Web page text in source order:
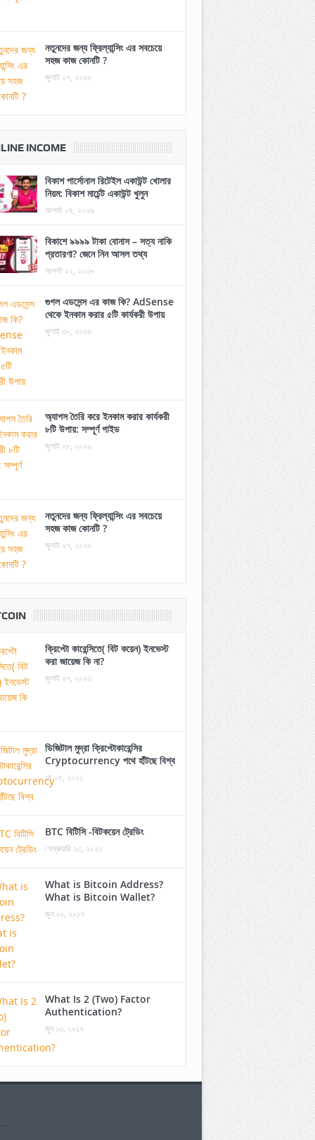
নতুনদের জন্য ফ্রিল্যান্সিং এর সবচেয়ে
সহজ কাজ কোনটি ?
জুলাই ২৭, ২০২৬
INCOME
বিকাশ পার্সোনাল রিটেইল একাউন্ট খোলার
নিয়ম: বিকাশ মার্চেন্ট একাউন্ট খুলুন
আগস্ট ০৪, ২০২৬
বিকাশে ৯৯৯৯ টাকা বোনাস – সত্য নাকি
প্রতারণা? জেনে নিন আসল তথ্য
আগস্ট ০২, ২০২৬
গুগল এডসেন্স এর কাজ কি? AdSense
থেকে ইনকাম করার ৫টি কার্যকরী উপায়
জুলাই ৩০, ২০২৬
অ্যাপস তৈরি করে ইনকাম করার কার্যকরী
৮টি উপায়: সম্পূর্ণ গাইড
জুলাই ২৮, ২০২৬
নতুনদের জন্য ফ্রিল্যান্সিং এর সবচেয়ে
সহজ কাজ কোনটি ?
জুলাই ২৭, ২০২৬
ক্রিপ্টো কারেন্সিতে( বিট কয়েন) ইনভেস্ট
করা জায়েজ কি না?
জুলাই ২৭, ২০২৩
ডিজিটাল মুদ্রা ক্রিপ্টোকারেন্সির
Cryptocurrency পথে হাঁটছে বিশ্ব
মে ০৫, ২০২১
BTC বিটিসি -বিটকয়েন ট্রেডিং
ফেব্রুয়ারি ২৩, ২০২১
What is Bitcoin Address?
What is Bitcoin Wallet?
জুন ২০, ২০১৭
What Is 2 (Two) Factor
Authentication?
জুন ১৩, ২০১৭